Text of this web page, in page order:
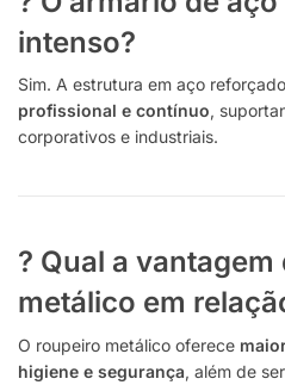
intenso?
Sim. A estrutura em aço
profissional e contínuo,
corporativos e industriais.
? Qual a
metálico em
O roupeiro metálico oferece
higiene e segurança, além de